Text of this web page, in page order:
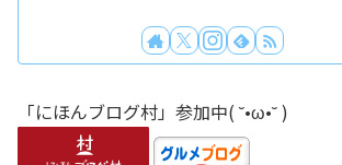
「にほんブログ村」参加中( ˘•ω•˘ )